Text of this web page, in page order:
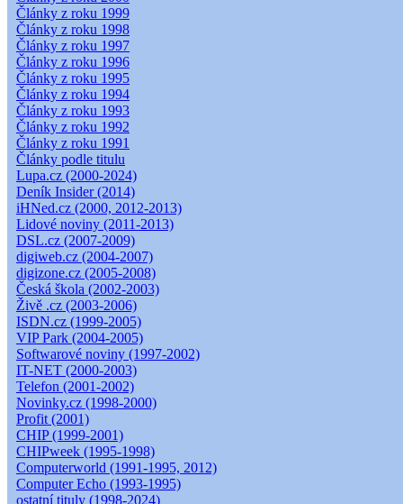
Články z roku 1999
Články z roku 1998
Články z roku 1997
Články z roku 1996
Články z roku 1995
Články z roku 1994
Články z roku 1993
Články z roku 1992
Články z roku 1991
Články podle titulu
Lupa.cz (2000-2024)
Deník Insider (2014)
iHNed.cz (2000, 2012-2013)
Lidové noviny (2011-2013)
DSL.cz (2007-2009)
digiweb.cz (2004-2007)
digizone.cz (2005-2008)
Česká škola (2002-2003)
Živě .cz (2003-2006)
ISDN.cz (1999-2005)
VIP Park (2004-2005)
Softwarové noviny (1997-2002)
IT-NET (2000-2003)
Telefon (2001-2002)
Novinky.cz (1998-2000)
Profit (2001)
CHIP (1999-2001)
CHIPweek (1995-1998)
Computerworld (1991-1995, 2012)
Computer Echo (1993-1995)
ostatní tituly (1998-2024)